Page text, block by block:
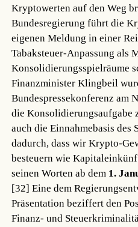
Kryptowerten auf den Weg
Bundesregierung führt die
eigenen Meldung in einer
Tabaksteuer-Anpassung als
Konsolidierungsspielräume
Finanzminister Klingbeil
Bundespressekonferenz am
die Konsolidierungsaufgabe
auch die Einnahmebasis des
dadurch, dass wir Krypto-
besteuern wie
seinen Worten ab dem 1.
[32] Eine dem
Präsentation beziffert den
Finanz- und